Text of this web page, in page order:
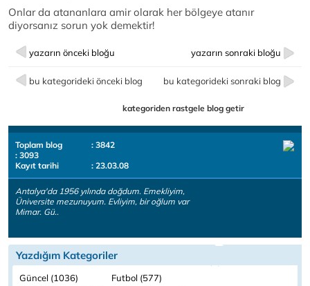
Onlar da atananlara amir olarak her bölgeye atanır
diyorsanız sorun yok demektir!
yazarın önceki bloğu yazarın sonraki bloğu
bu kategorideki önceki blog bu kategorideki sonraki blog
kategoriden rastgele blog getir
Toplam blog
: 3842
: 3093
Kayıt tarihi
: 23.03.08
Antalya'da 1956 yılında doğdum. Emekliyim,
Üniversite mezunuyum. Evliyim, bir oğlum var
Mimar. Gü..
Yazdığım Kategoriler
Güncel (1036)
Futbol (577)